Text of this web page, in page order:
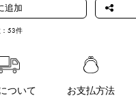
53件
ついて お支払方法